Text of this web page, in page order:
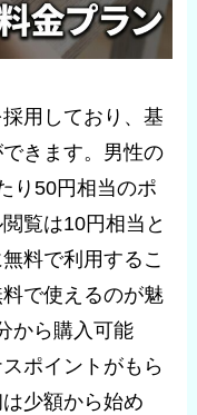
用しており、基
きます。男性の
り50円相当のポ
覧は10円相当と
料で利用するこ
で使えるのが魅
から購入可能
ポイントがもら
少額から始め